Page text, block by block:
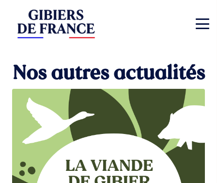
Nos autres actualités